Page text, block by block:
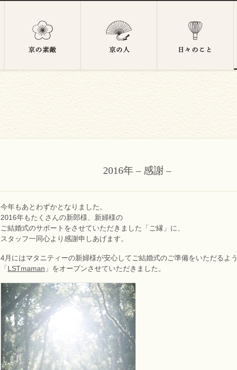
2016年 – 感謝 –
今年もあとわずかとなりました。
2016年もたくさんの新郎様、新婦様の
ご結婚式のサポートをさせていただきました「ご縁」に、
スタッフ一同心より感謝申しあげます。
4月にはマタニティーの新婦様が安心してご結婚式のご準備をいただるよう
「 LSTmaman 」をオープンさせていただきました。